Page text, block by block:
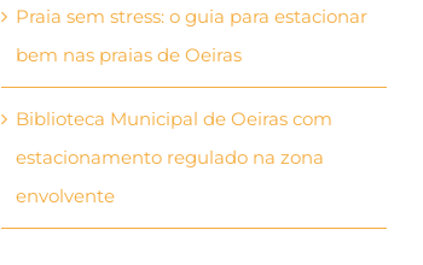
Praia sem stress: o guia para estacionar
bem nas praias de Oeiras
Biblioteca Municipal de Oeiras com
estacionamento regulado na zona
envolvente